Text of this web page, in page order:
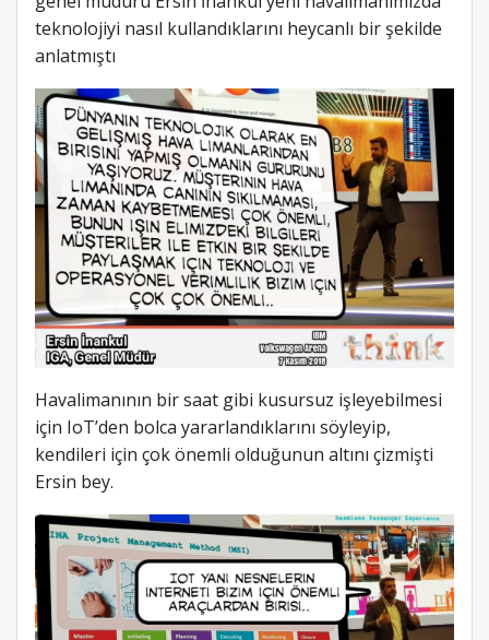
teknolojiyi nasıl kullandıklarını heycanlı bir şekilde
anlatmıştı
Havalimanının bir saat gibi kusursuz işleyebilmesi
için IoT’den bolca yararlandıklarını söyleyip,
kendileri için çok önemli olduğunun altını çizmişti
Ersin bey.